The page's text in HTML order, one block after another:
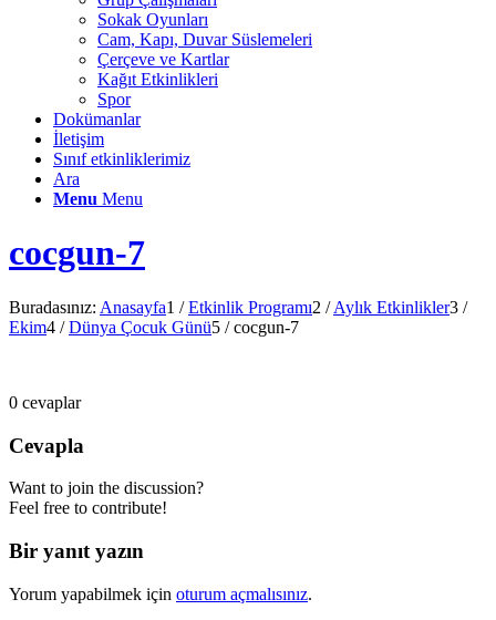
Sokak Oyunları
Cam, Kapı, Duvar Süslemeleri
Çerçeve ve Kartlar
Kağıt Etkinlikleri
Spor
Dokümanlar
İletişim
Sınıf etkinliklerimiz
Ara
Menu Menu
cocgun-7
Buradasınız: Anasayfa1 / Etkinlik Programı2 / Aylık Etkinlikler3 /
Ekim4 / Dünya Çocuk Günü5 / cocgun-7
0 cevaplar
Cevapla
Want to join the discussion?
Feel free to contribute!
Bir yanıt yazın
Yorum yapabilmek için oturum açmalısınız.